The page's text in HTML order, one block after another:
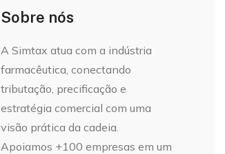
Sobre nós
A Simtax atua com a indústria
farmacêutica, conectando
tributação, precificação e
estratégia comercial com uma
visão prática da cadeia.
Apoiamos +100 empresas em um